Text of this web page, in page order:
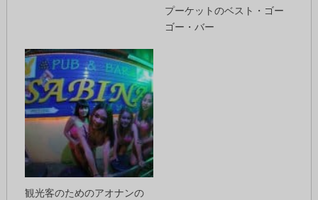
プーケットのベスト・ゴー
ゴー・バー
観光客のためのアオナンの